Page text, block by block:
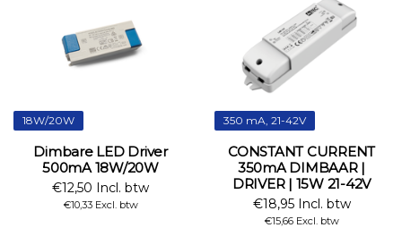
18W/20W
Dimbare LED Driver
500mA 18W/20W
€12,50 Incl. btw
€10,33 Excl. btw
350 mA, 21-42V
CONSTANT CURRENT
350mA DIMBAAR |
DRIVER | 15W 21-42V
€18,95 Incl. btw
€15,66 Excl. btw